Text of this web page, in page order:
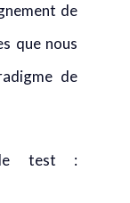
de
que nous
de
le test :